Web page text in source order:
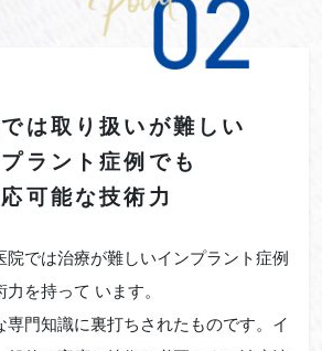
は取り扱いが難しい
ラント症例 でも
可能な技術力
院では治療が難しいインプラント症例
を持って います。
専門知識に裏打ちされたものです。イ